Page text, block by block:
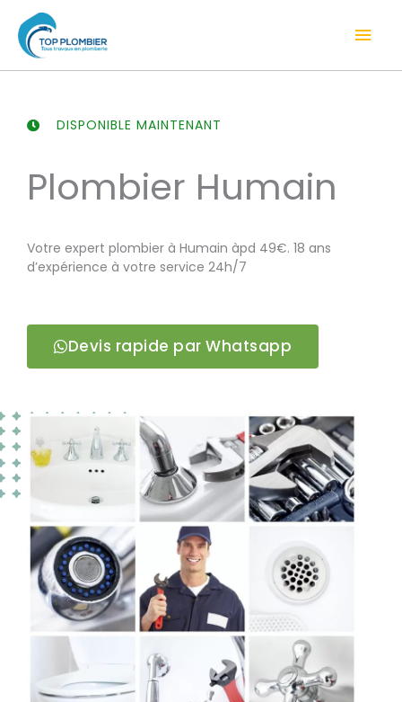
contenu
DISPONIBLE MAINTENANT
Plombier Humain
Votre expert plombier à Humain àpd 49€. 18 ans
d’expérience à votre service 24h/7
Devis rapide par Whatsapp